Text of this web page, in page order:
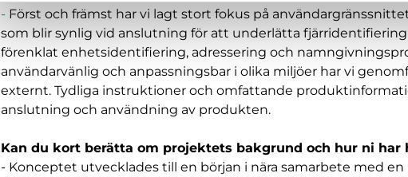
- Först och främst har vi lagt stort fokus på
som blir synlig vid anslutning för att underlätta
förenklat enhetsidentifiering, adressering och
användarvänlig och anpassningsbar i olika miljöer har vi
externt. Tydliga instruktioner och omfattande
anslutning och användning av produkten.
Kan du kort berätta om projektets bakgrund och hur ni
- Konceptet utvecklades till en början i nära samarbete med en